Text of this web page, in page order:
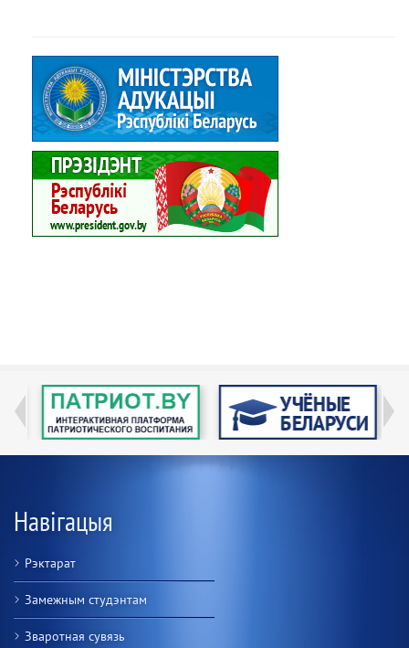
Навігацыя
Рэктарат
Замежным студэнтам
Зваротная сувязь